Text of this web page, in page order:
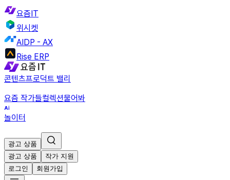
요즘IT
위시켓
AIDP - AX
Rise ERP
콘텐츠프로덕트 밸리
요즘 작가들컬렉션물어봐
놀이터
광고 상품
광고 상품
작가 지원
로그인
회원가입